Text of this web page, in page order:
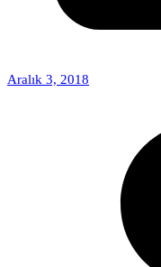
Aralık 3, 2018